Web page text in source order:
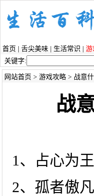
首页 舌尖美味 生活常识 游
关键字:
网站首页 > 游戏攻略> 战意什
战
1、占心为王
2、孤者傲凡